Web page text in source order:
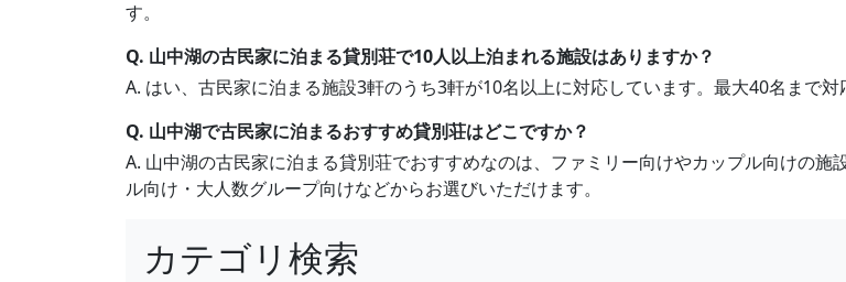
す。
Q. 山中湖の古民家に泊まる貸別荘で10人以上泊まれる施設はありますか？
A. はい、古民家に泊まる施設3軒のうち3軒が10名以上に対応しています。最大40名まで
Q. 山中湖で古民家に泊まるおすすめ貸別荘はどこですか？
A. 山中湖の古民家に泊まる貸別荘でおすすめなのは、ファミリー向けやカップル向けの
ル向け・大人数グループ向けなどからお選びいただけます。
カテゴリ検索